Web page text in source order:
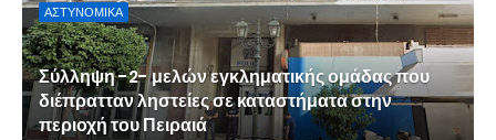
ΑΣΤΥΝΟΜΙΚΑ
Σύλληψη -2- μελών εγκληματικής ομάδας που
διέπρατταν ληστείες σε καταστήματα στην
περιοχή του Πειραιά